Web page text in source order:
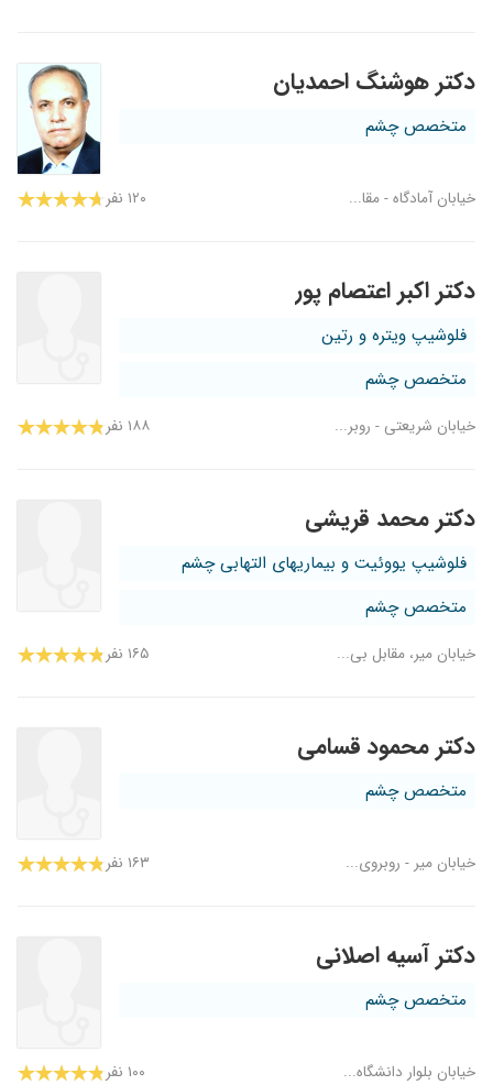
دکتر هوشنگ احمدیان
متخصص چشم
خیابان آمادگاه - مقا... ۱۲۰ نفر
دکتر اکبر اعتصام پور
فلوشیپ ویتره و رتین
متخصص چشم
خیابان شریعتی - روبر... ۱۸۸ نفر
دکتر محمد قریشی
فلوشیپ یووئیت و بیماریهای التهابی چشم
متخصص چشم
خیابان میر، مقابل بی... ۱۶۵ نفر
دکتر محمود قسامی
متخصص چشم
خیابان میر - روبروی... ۱۶۳ نفر
دکتر آسیه اصلانی
متخصص چشم
خیابان بلوار دانشگاه... ۱۰۰ نفر